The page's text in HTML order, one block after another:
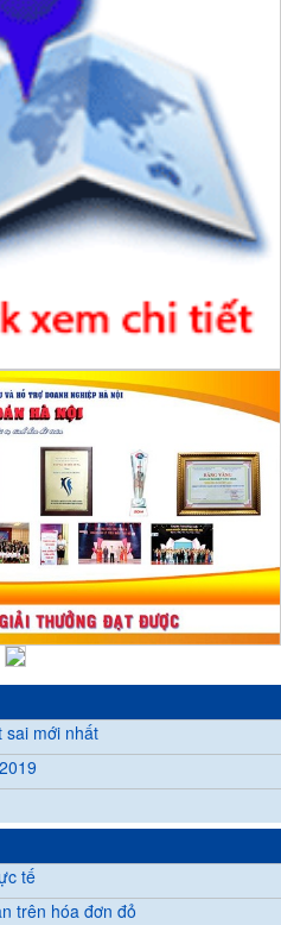
sai mới nhất
tế
trên hóa đơn đỏ